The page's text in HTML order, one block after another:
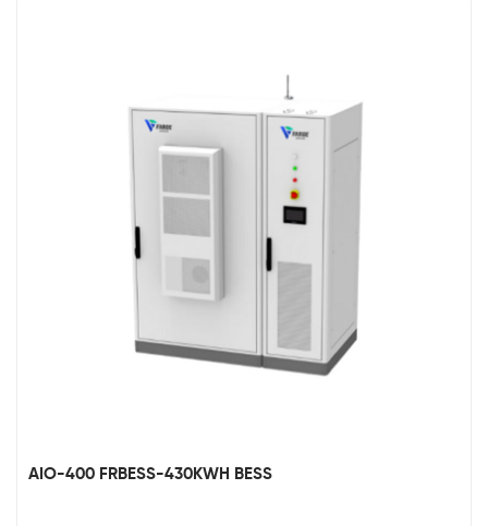
AIO-400 FRBESS-430KWH BESS